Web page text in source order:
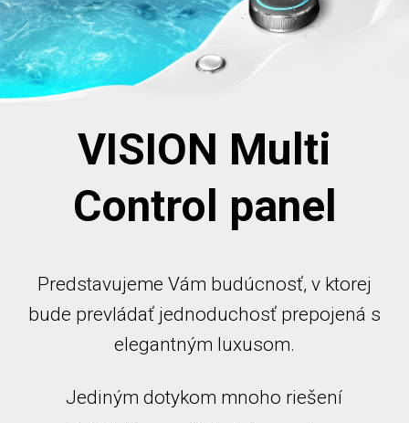
VISION Multi
Control panel
Predstavujeme Vám budúcnosť, v ktorej
bude prevládať jednoduchosť prepojená s
elegantným luxusom.
Jediným dotykom mnoho riešení